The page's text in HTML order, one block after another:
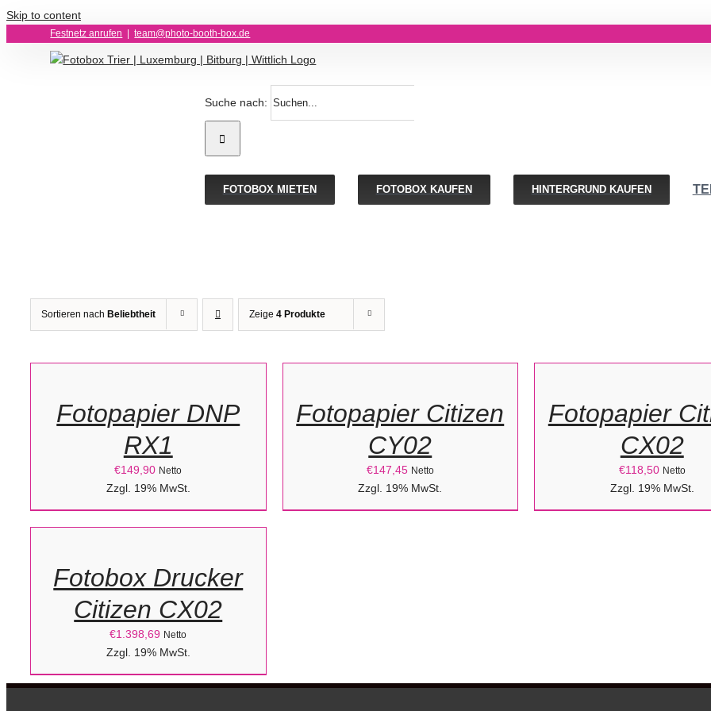
Skip to content
Festnetz anrufen team@photo-booth-box.de
Suche nach:
FOTOBOX MIETEN FOTOBOX KAUFEN HINTERGRUND KAUFEN
Sortieren nach Beliebtheit Zeige 4 Produkte
IN
DETAILS
Fotopapier DNP
RX1
€149,90 Netto
Zzgl. 19% MwSt.
IN
DETAILS
Fotopapier Citizen
CY02
€147,45 Netto
Zzgl. 19% MwSt.
DETAILS
Fotopapier
CX02
€118,50 Netto
Zzgl. 19% MwSt.
DEN
DETAILS
Fotobox Drucker
Citizen CX02
€1.398,69 Netto
Zzgl. 19% MwSt.